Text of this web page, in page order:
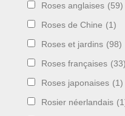
Roses anglaises (59)
Roses de Chine (1)
Roses et jardins (98)
Roses françaises (33)
Roses japonaises (1)
Rosier néerlandais